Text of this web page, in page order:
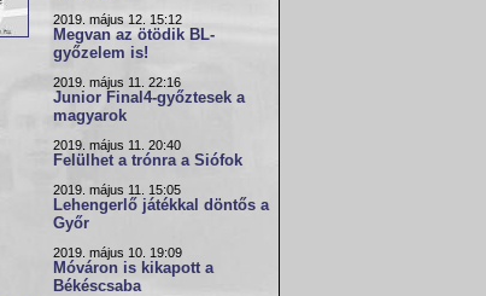
2019. május 12. 15:12
Megvan az ötödik BL-
győzelem is!
2019. május 11. 22:16
Junior Final4-győztesek a
magyarok
2019. május 11. 20:40
Felülhet a trónra a Siófok
2019. május 11. 15:05
Lehengerlő játékkal döntős a
Győr
2019. május 10. 19:09
Móváron is kikapott a
Békéscsaba